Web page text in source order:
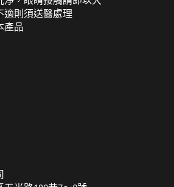
適則須送醫處理
產品